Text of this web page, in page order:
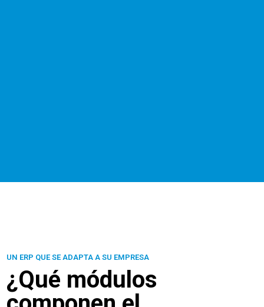
UN ERP QUE SE ADAPTA A SU EMPRESA
¿Qué módulos